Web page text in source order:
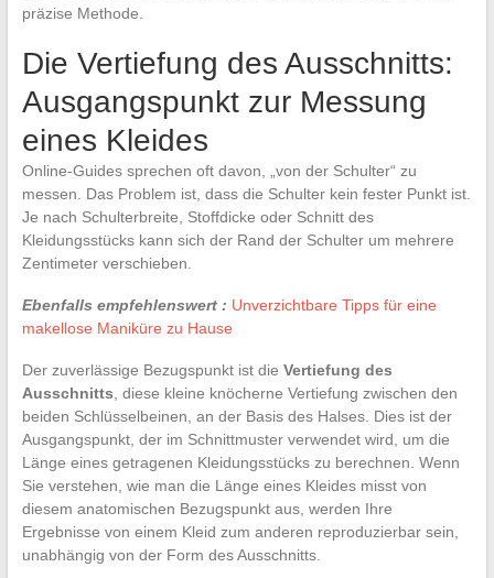
präzise Methode.
Die Vertiefung des Ausschnitts:
Ausgangspunkt zur Messung
eines Kleides
Online-Guides sprechen oft davon, „von der Schulter“ zu
messen. Das Problem ist, dass die Schulter kein fester Punkt ist.
Je nach Schulterbreite, Stoffdicke oder Schnitt des
Kleidungsstücks kann sich der Rand der Schulter um mehrere
Zentimeter verschieben.
Ebenfalls empfehlenswert : Unverzichtbare Tipps für eine
makellose Maniküre zu Hause
Der zuverlässige Bezugspunkt ist die Vertiefung des
Ausschnitts , diese kleine knöcherne Vertiefung zwischen den
beiden Schlüsselbeinen, an der Basis des Halses. Dies ist der
Ausgangspunkt, der im Schnittmuster verwendet wird, um die
Länge eines getragenen Kleidungsstücks zu berechnen. Wenn
Sie verstehen, wie man die Länge eines Kleides misst von
diesem anatomischen Bezugspunkt aus, werden Ihre
Ergebnisse von einem Kleid zum anderen reproduzierbar sein,
unabhängig von der Form des Ausschnitts.